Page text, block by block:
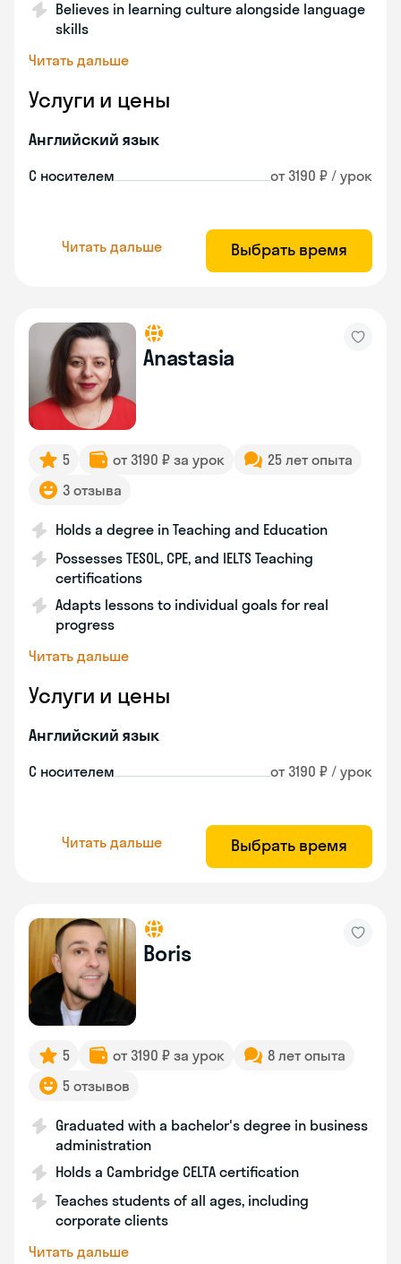
Believes in learning culture alongside language
skills
Читать дальше
Услуги и цены
Английский язык
С носителем от 3190 ₽ / урок
Читать дальше Выбрать время
Anastasia
5 от 3190 ₽ за урок
25 лет опыта
3 отзыва
Holds a degree in Teaching and Education
Possesses TESOL, CPE, and IELTS Teaching
certifications
Adapts lessons to individual goals for real
progress
Читать дальше
Услуги и цены
Английский язык
С носителем от 3190 ₽ / урок
Читать дальше Выбрать время
Boris
5 от 3190 ₽ за урок
8 лет опыта
5 отзывов
Graduated with a bachelor's degree in business
administration
Holds a Cambridge CELTA certification
Teaches students of all ages, including
corporate clients
Читать дальше